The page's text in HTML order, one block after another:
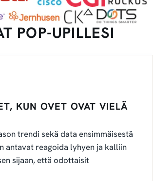
POP-UPILLESI
KUN OVET OVAT VIELÄ
trendi sekä data ensimmäisestä
antavat reagoida lyhyen ja kalliin
sijaan, että odottaisit